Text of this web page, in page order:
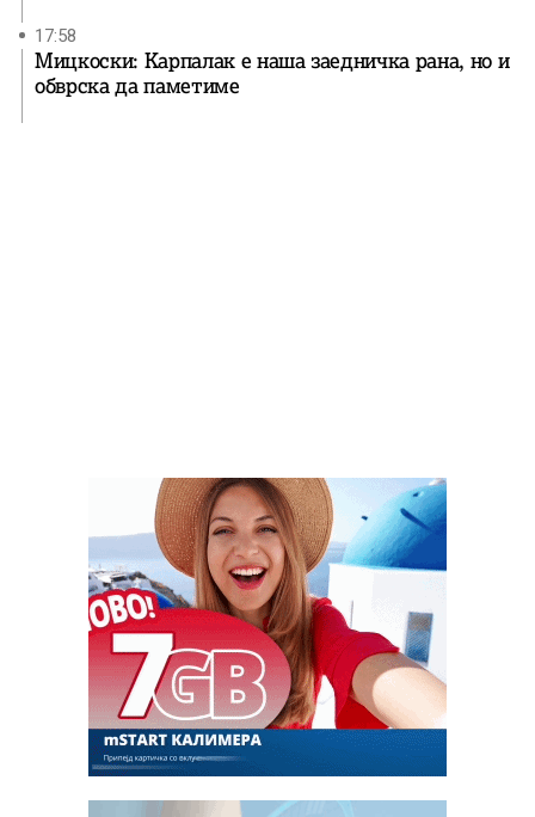
17:58
Мицкоски: Карпалак е наша заедничка рана, но и
обврска да паметиме